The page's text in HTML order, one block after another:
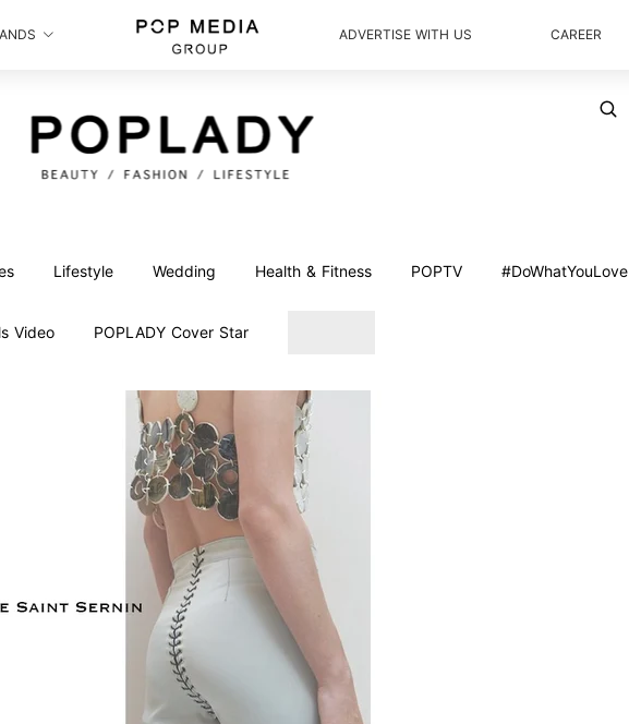
ADVERTISE WITH US CAREER
Lifestyle Wedding Health & Fitness POPTV #DoWhatYouLove
Video POPLADY Cover Star